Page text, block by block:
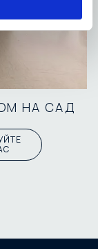
НА САД